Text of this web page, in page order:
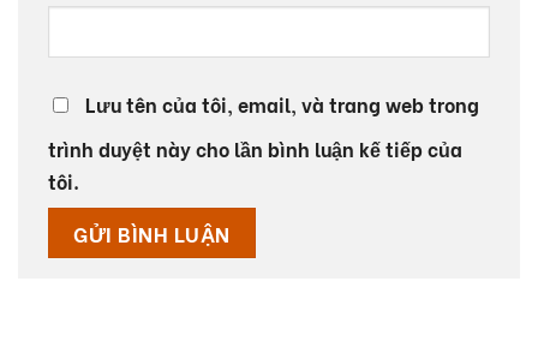
Lưu tên của tôi, email, và trang web trong
trình duyệt này cho lần bình luận kế tiếp của
tôi.